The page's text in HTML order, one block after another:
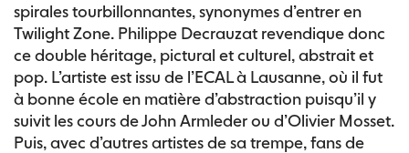
spirales tourbillonnantes, synonymes d’entrer en
Twilight Zone. Philippe Decrauzat revendique donc
ce double héritage, pictural et culturel, abstrait et
pop. L’artiste est issu de l’ECAL à Lausanne, où il fut
à bonne école en matière d’abstraction puisqu’il y
suivit les cours de John Armleder ou d’Olivier Mosset.
Puis, avec d’autres artistes de sa trempe, fans de